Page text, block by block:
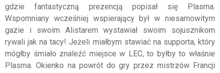
gdzie fantastyczną prezencją popisał się Plasma.
Wspomniany wcześniej wspierający był w niesamowitym
gazie i swoim Alistarem wystawiał swoim sojusznikom
rywali jak na tacy! Jeżeli miałbym stawiać na supporta, który
mógłby śmiało znaleźć miejsce w LEC, to byłby to właśnie
Plasma. Okienko na powrót do gry przez mistrzów Francji